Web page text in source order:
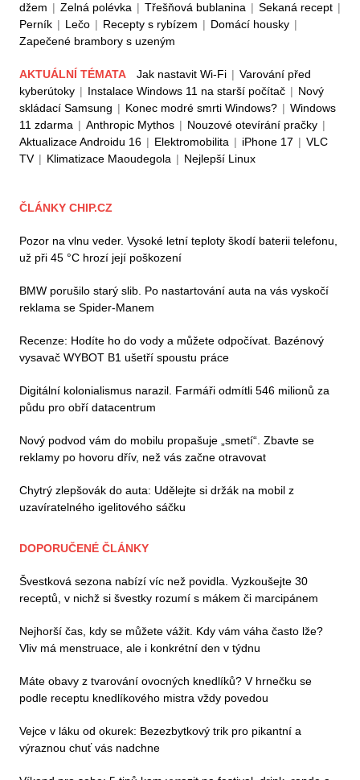
džem | Zelná polévka | Třešňová bublanina | Sekaná recept |
Perník | Lečo | Recepty s rybízem | Domácí housky |
Zapečené brambory s uzeným
AKTUÁLNÍ TÉMATA Jak nastavit Wi-Fi | Varování před
kyberútoky | Instalace Windows 11 na starší počítač | Nový
skládací Samsung | Konec modré smrti Windows? | Windows
11 zdarma | Anthropic Mythos | Nouzové otevírání pračky |
Aktualizace Androidu 16 | Elektromobilita | iPhone 17 | VLC
TV | Klimatizace Maoudegola | Nejlepší Linux
ČLÁNKY CHIP.CZ
Pozor na vlnu veder. Vysoké letní teploty škodí baterii telefonu,
už při 45 °C hrozí její poškození
BMW porušilo starý slib. Po nastartování auta na vás vyskočí
reklama se Spider-Manem
Recenze: Hodíte ho do vody a můžete odpočívat. Bazénový
vysavač WYBOT B1 ušetří spoustu práce
Digitální kolonialismus narazil. Farmáři odmítli 546 milionů za
půdu pro obří datacentrum
Nový podvod vám do mobilu propašuje „smetí“. Zbavte se
reklamy po hovoru dřív, než vás začne otravovat
Chytrý zlepšovák do auta: Udělejte si držák na mobil z
uzavíratelného igelitového sáčku
DOPORUČENÉ ČLÁNKY
Švestková sezona nabízí víc než povidla. Vyzkoušejte 30
receptů, v nichž si švestky rozumí s mákem či marcipánem
Nejhorší čas, kdy se můžete vážit. Kdy vám váha často lže?
Vliv má menstruace, ale i konkrétní den v týdnu
Máte obavy z tvarování ovocných knedlíků? V hrnečku se
podle receptu knedlíkového mistra vždy povedou
Vejce v láku od okurek: Bezezbytkový trik pro pikantní a
výraznou chuť vás nadchne